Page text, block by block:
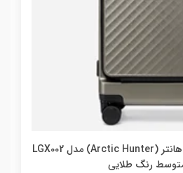
چمدان مسافرتی آرکتیک هانتر (Arctic Hunter) مدل LGX002
رنگ طلایی